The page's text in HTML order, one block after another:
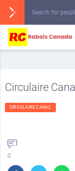
Circulaire
CIRCULAIRE CANAC
0